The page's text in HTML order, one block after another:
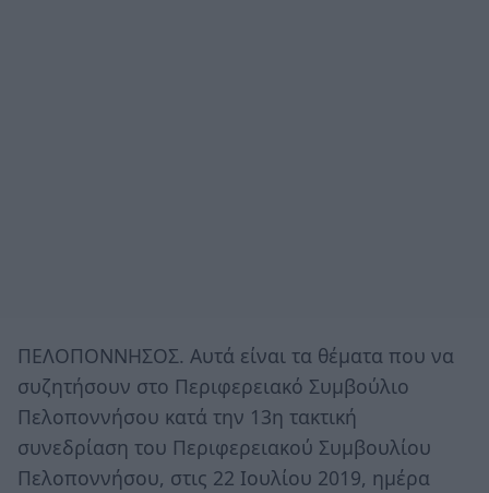
ΠΕΛΟΠΟΝΝΗΣΟΣ. Αυτά είναι τα θέματα που να
συζητήσουν στο Περιφερειακό Συμβούλιο
Πελοποννήσου κατά την 13η τακτική
συνεδρίαση του Περιφερειακού Συμβουλίου
Πελοποννήσου, στις 22 Ιουλίου 2019, ημέρα